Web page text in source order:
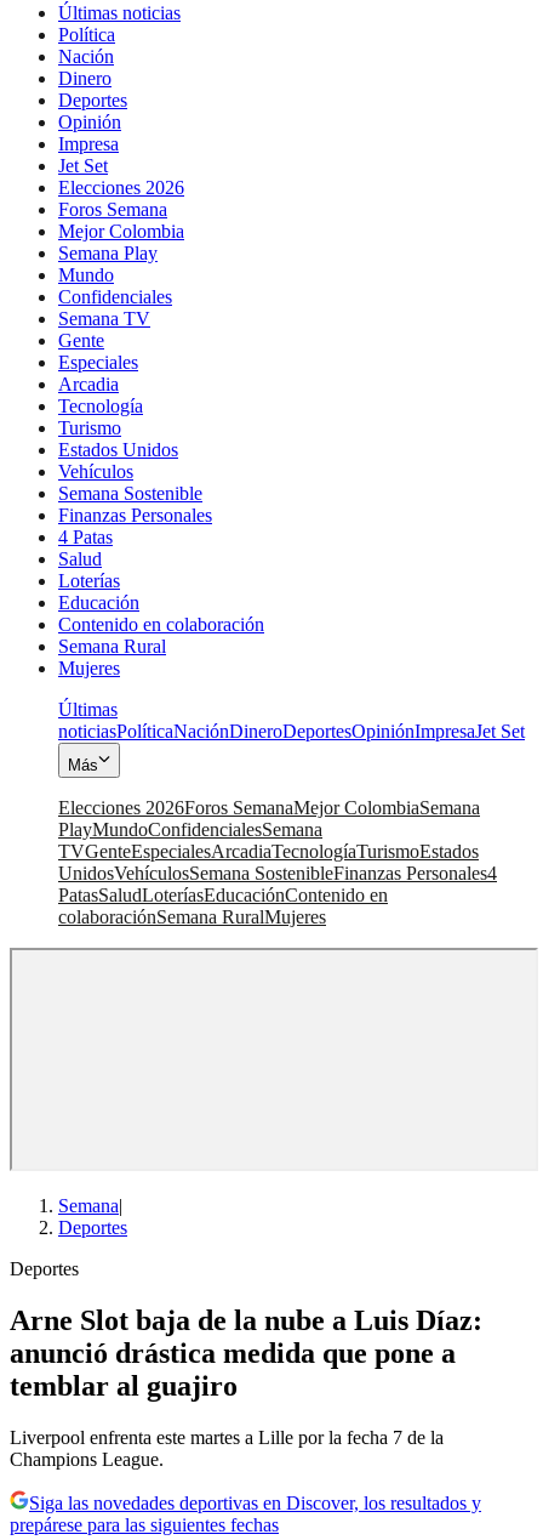
Últimas noticias
Política
Nación
Dinero
Deportes
Opinión
Impresa
Jet Set
Elecciones 2026
Foros Semana
Mejor Colombia
Semana Play
Mundo
Confidenciales
Semana TV
Gente
Especiales
Arcadia
Tecnología
Turismo
Estados Unidos
Vehículos
Semana Sostenible
Finanzas Personales
4 Patas
Salud
Loterías
Educación
Contenido en colaboración
Semana Rural
Mujeres
Últimas
noticiasPolíticaNaciónDineroDeportesOpiniónImpresaJet Set
Más
Elecciones 2026Foros SemanaMejor ColombiaSemana
PlayMundoConfidencialesSemana
TVGenteEspecialesArcadiaTecnologíaTurismoEstados
UnidosVehículosSemana SostenibleFinanzas Personales4
PatasSaludLoteríasEducaciónContenido en
colaboraciónSemana RuralMujeres
Semana|
Deportes
Deportes
Arne Slot baja de la nube a Luis Díaz:
anunció drástica medida que pone a
temblar al guajiro
Liverpool enfrenta este martes a Lille por la fecha 7 de la
Champions League.
Siga las novedades deportivas en Discover, los resultados y
prepárese para las siguientes fechas